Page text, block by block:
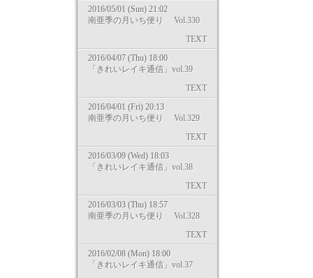
2016/05/01 (Sun) 21:02
南亜季の月いち便り Vol.330
TEXT
2016/04/07 (Thu) 18:00
「きれいレイキ通信」vol.39
TEXT
2016/04/01 (Fri) 20:13
南亜季の月いち便り Vol.329
TEXT
2016/03/09 (Wed) 18:03
「きれいレイキ通信」vol.38
TEXT
2016/03/03 (Thu) 18:57
南亜季の月いち便り Vol.328
TEXT
2016/02/08 (Mon) 18:00
「きれいレイキ通信」vol.37